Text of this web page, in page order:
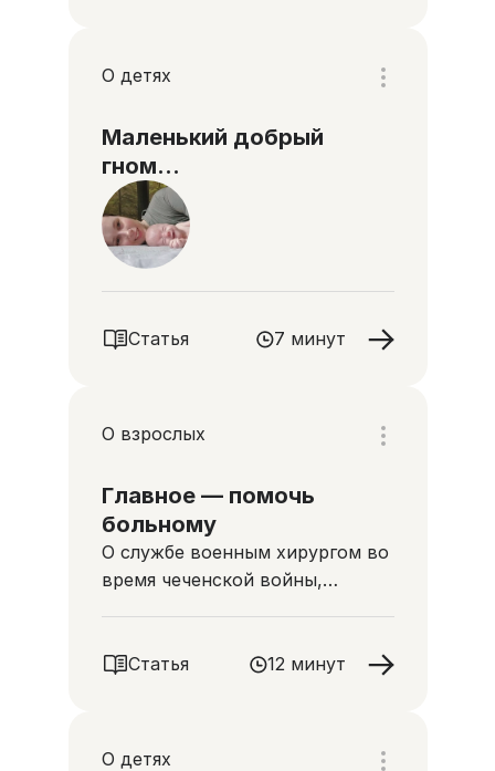
О детях
Маленький добрый
гном…
Статья 7 минут
О взрослых
Главное — помочь
больному
О службе военным хирургом во
время чеченской войны,
больным людям
Статья 12 минут
О детях